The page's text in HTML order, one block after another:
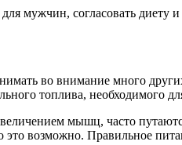
мужчин, согласовать
во внимание много
топлива, необходимого
мышц, часто
это возможно. Правильное